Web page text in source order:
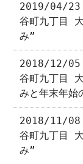
2019/04/23
谷町九丁目
み”
2018/12/05
谷町九丁目
みと年末年始
2018/11/08
谷町九丁目
み”